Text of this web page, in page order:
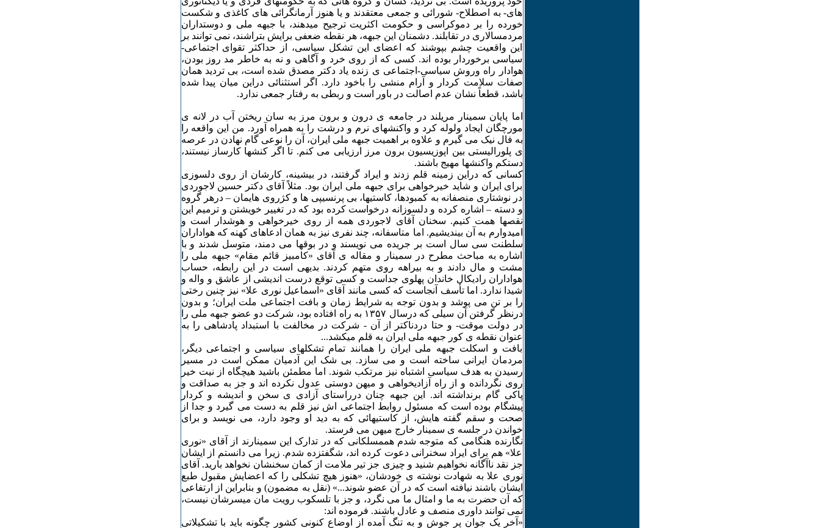
های- به اصطلاح- شورائی و جمعی معتقدند و یا هنوز آرمانگرائی های کاغذی و شکست
خورده را بر دموکراسی و حکومت اکثریت ترجیح میدهند، با جبهه ملی و دوستداران
مردمسالاری در تقابلند. دشمنان این جبهه، هر نقطه ضعفی برایش بتراشند، نمی توانند بر
این واقعیت چشم بپوشند که اعضای این تشکل سیاسی، از حداکثر تقوای اجتماعی-
سیاسی برخوردار بوده اند. کسی که از روی خرد و آگاهی و نه به خاطر مد روز بودن،
هوادار راه وروش سیاسی-اجتماعی ی زنده یاد دکتر مصدق شده است، بی تردید همان
صفات سلامت کردار و آرام منشی را باخود دارد. اگر استثنائی دراین میان پیدا شده
باشد، قطعاً نشان عدم اصالت در باور است و ربطی به رفتار جمعی ندارد.
اما پایان سمینار مریلند در جامعه ی درون و برون مرز به سان ریختن آب در لانه ی
مورچگان ایجاد ولوله کرد و واکنشهای نرم و درشت را به همراه آورد. من این واقعه را
به فال نیک می گیرم و علاوه بر اهمیت جبهه ملی ایران، آن را نوعی گام نهادن در عرصه
ی پلورالیستی بین اپوزیسیون برون مرز ارزیابی می کنم. تا اگر کنشها کارساز نیستند،
دستکم واکنشها مهیج باشند.
کسانی که دراین زمینه قلم زدند و ایراد گرفتند، در بیشینه، کارشان از روی دلسوزی
برای ایران و شاید خیرخواهی برای جبهه ملی ایران بود. مثلاً آقای دکتر حسین لاجوردی
در نوشتاری منصفانه به کمبودها، کاستیها، بی پرنسیپی ها و کژروی هایمان – درهر گروه
و دسته – اشاره کرده و دلسوزانه درخواست کرده بود که در تغییر خویشتن و ترمیم این
نقصها همت کنیم. سخنان آقای لاجوردی همه از روی خیرخواهی و هوشدار است و
امیدوارم به آن بیندیشیم. اما متاسفانه، چند نفری نیز به همان ادعاهای کهنه که هواداران
سلطنت سی سال است بر جریده می نویسند و در بوقها می دمند، متوسل شدند و با
اشاره به مباحث مطرح در سمینار و مقاله ی آقای «کامبیز قائم مقام» جبهه ملی را
مشت و مال دادند و به بیراهه روی متهم کردند. بدیهی است در این رابطه، حساب
هواداران رادیکال خاندان پهلوی جداست و کسی توقع درست اندیشی از عاشق و واله و
شیدا ندارد. اما تأسف آنجاست که کسی مانند آقای «اسماعیل نوری علا» نیز چنین رختی
را بر تن می پوشد و بدون توجه به شرایط زمان و بافت اجتماعی ملت ایران؛ و بدون
درنظر گرفتن آن سیلی که درسال ۱٣۵۷ به راه افتاده بود، شرکت دو عضو جبهه ملی را
در دولت موقت- و حتا دردناکتر از آن - شرکت در مخالفت با استبداد پادشاهی را به
عنوان نقطه ی کور جبهه ملی ایران به قلم میکشد...
بافت و اسکلت جبهه ملی ایران را همانند تمام تشکلهای سیاسی و اجتماعی دیگر،
مردمان ایرانی ساخته است و می سازد. بی شک این آدمیان ممکن است در مسیر
رسیدن به هدف سیاسی اشتباه نیز مرتکب شوند. اما مطمئن باشید هیچگاه از نیت خیر
روی نگردانده و از راه آزادیخواهی و میهن دوستی عدول نکرده اند و جز به صداقت و
پاکی گام برنداشته اند. این جبهه چنان درراستای آزادی ی سخن و اندیشه و کردار
پیشگام بوده است که مسئول روابط اجتماعی اش نیز قلم به دست می گیرد و جدا از
صحت و سقم گفته هایش، از کاستیهائی که به دید او وجود دارد، می نویسد و برای
خواندن در جلسه ی سمینار خارج میهن می فرستد.
نگارنده هنگامی که متوجه شدم هممسلکانی که در تدارک این سمینارند از آقای «نوری
علا» هم برای ایراد سخنرانی دعوت کرده اند، شگفتزده شدم. زیرا می دانستم از ایشان
جز نقد ناآگانه نخواهیم شنید و چیزی جز تیر ملامت از کمان سخنشان نخواهد بارید. آقای
نوری علا به شهادت نوشته ی خودشان، «هنوز هیچ تشکلی را که اعضایش مقبول طبع
ایشان باشند نیافته است که در آن عضو شوند...» (نقل به مضمون) و بنابراین از ارتفاعی
که آن حضرت به ما و امثال ما می نگرد، و جز با تلسکوب رویت مان میسرشان نیست،
نمی توانند داوری منصف و عادل باشند. فرموده اند:
«آخر یک جوان پر جوش و به تنگ آمده از اوضاع کنونی کشور چگونه باید با تشکیلاتی